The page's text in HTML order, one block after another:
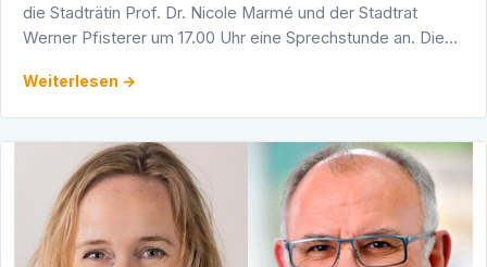
die Stadträtin Prof. Dr. Nicole Marmé und der Stadtrat
Werner Pfisterer um 17.00 Uhr eine Sprechstunde an. Diese
Weiterlesen →